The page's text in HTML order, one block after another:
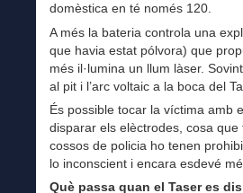
domèstica en té només 120.
A més la bateria controla una
que havia estat pólvora) que
més il·lumina un llum làser.
al pit i l’arc voltaic a la boca del
És possible tocar la víctima amb
disparar els elèctrodes, cosa
cossos de policia ho tenen
lo inconscient i encara esdevé
Què passa quan el Taser es